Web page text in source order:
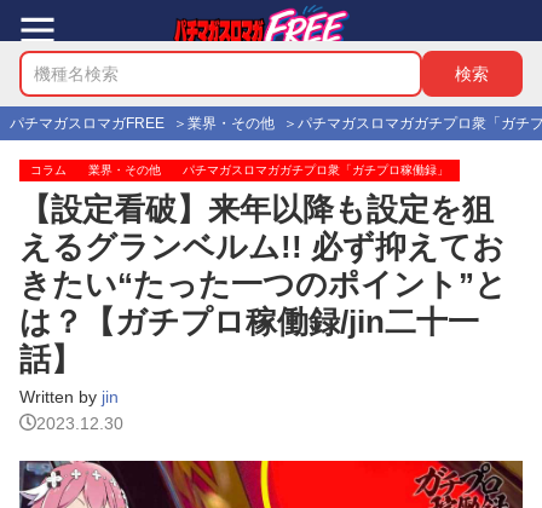
パチマガスロマガFREE 業界・その他 パチマガスロマガガチプロ衆「ガチ
コラム 業界・その他 パチマガスロマガガチプロ衆「ガチプロ稼働録」
【設定看破】来年以降も設定を狙
えるグランベルム!! 必ず抑えてお
きたい“たった一つのポイント”と
は？【ガチプロ稼働録/jin二十一
話】
Written by jin
2023.12.30